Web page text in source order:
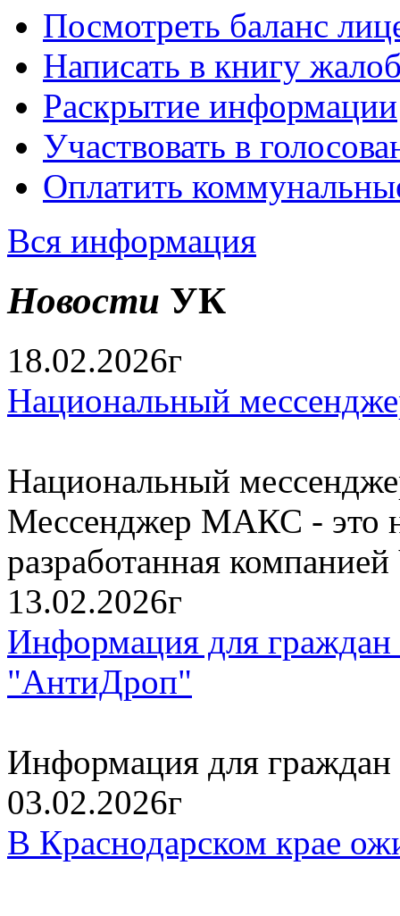
Посмотреть баланс
Написать в книгу
Раскрытие информации
Участвовать в
Оплатить
Вся информация
Новости УК
18.02.2026г
Национальный
Национальный
Мессенджер МАКС - это
разработанная
13.02.2026г
Информация для граждан
"АнтиДроп"
Информация для граждан
03.02.2026г
В Краснодарском крае